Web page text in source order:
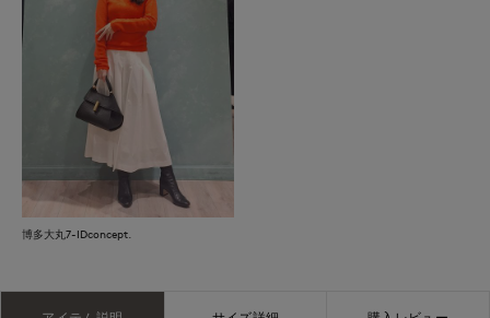
博多大丸7-IDconcept.